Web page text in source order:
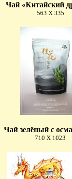
Чай «Китайский
563 X 335
Чай зелёный с
710 X 1023